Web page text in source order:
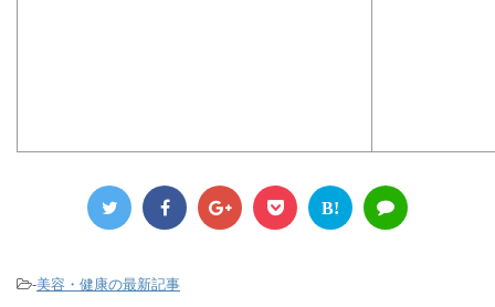
B!
-美容・健康の最新記事